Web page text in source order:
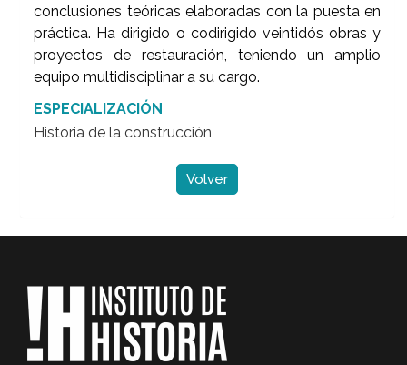
conclusiones teóricas elaboradas con la puesta en
práctica. Ha dirigido o codirigido veintidós obras y
proyectos de restauración, teniendo un amplio
equipo multidisciplinar a su cargo.
ESPECIALIZACIÓN
Historia de la construcción
Volver